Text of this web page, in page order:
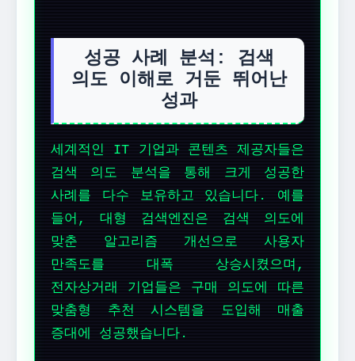
성공 사례 분석: 검색
의도 이해로 거둔 뛰어난
성과
세계적인 IT 기업과 콘텐츠 제공자들은
검색 의도 분석을 통해 크게 성공한
사례를 다수 보유하고 있습니다. 예를
들어, 대형 검색엔진은 검색 의도에
맞춘 알고리즘 개선으로 사용자
만족도를 대폭 상승시켰으며,
전자상거래 기업들은 구매 의도에 따른
맞춤형 추천 시스템을 도입해 매출
증대에 성공했습니다.